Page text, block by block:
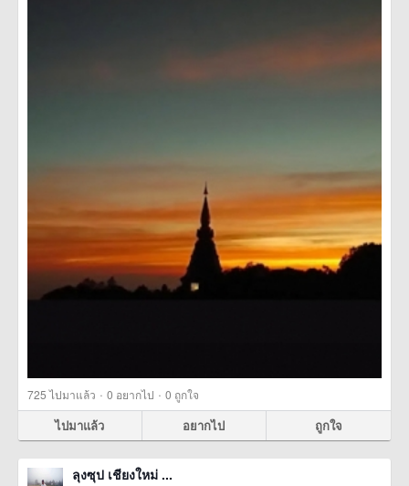
725ไปมาแล้ว · 0 อยากไป · 0 ถูกใจ
ไปมาแล้ว อยากไป ถูกใจ
ลุงซุป เชียงใหม่ ...